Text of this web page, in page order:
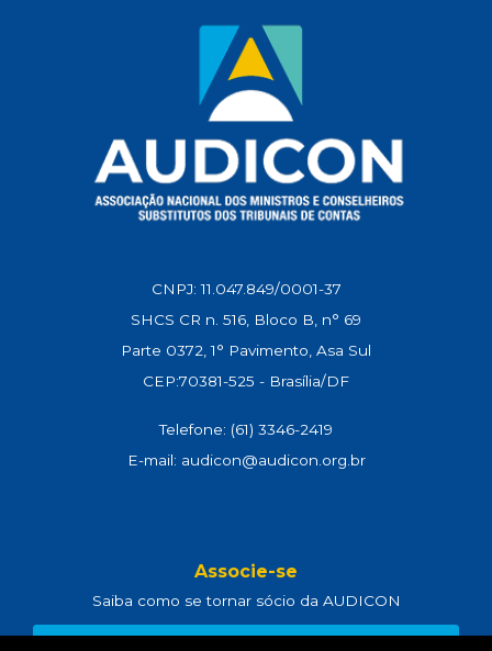
CNPJ: 11.047.849/0001-37
SHCS CR n. 516, Bloco B, n° 69
Parte 0372, 1° Pavimento, Asa Sul
CEP:70381-525 - Brasília/DF
Telefone: (61) 3346-2419
E-mail: audicon@audicon.org.br
Associe-se
Saiba como se tornar sócio da AUDICON